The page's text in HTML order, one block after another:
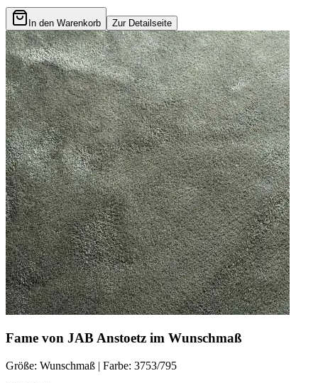
In den Warenkorb Zur Detailseite
Fame von JAB Anstoetz im Wunschmaß
Größe: Wunschmaß | Farbe: 3753/795